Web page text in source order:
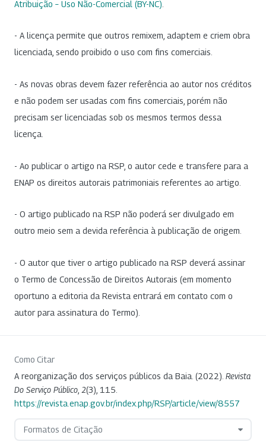
Atribuição – Uso Não-Comercial (BY-NC)
- A licença permite que outros remixem, adaptem e criem obra
licenciada, sendo proibido o uso com fins comerciais.
- As novas obras devem fazer referência ao autor nos créditos
e não podem ser usadas com fins comerciais, porém não
precisam ser licenciadas sob os mesmos termos dessa
licença.
- Ao publicar o artigo na RSP, o autor cede e transfere para a
ENAP os direitos autorais patrimoniais referentes ao artigo.
- O artigo publicado na RSP não poderá ser divulgado em
outro meio sem a devida referência à publicação de origem.
- O autor que tiver o artigo publicado na RSP deverá assinar
o Termo de Concessão de Direitos Autorais (em momento
oportuno a editoria da Revista entrará em contato com o
autor para assinatura do Termo).
Como Citar
A reorganização dos serviços públicos da Baia. (2022). Revista
Do Serviço Público 2(3), 115.
https://revista.enap.gov.br/index.php/RSP/article/view/8557
Formatos de Citação